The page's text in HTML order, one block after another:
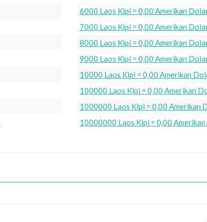
6000 Laos Kipi = 0,00 Amerikan
7000 Laos Kipi = 0,00 Amerikan
8000 Laos Kipi = 0,00 Amerikan
9000 Laos Kipi = 0,00 Amerikan
10000 Laos Kipi = 0,00 Amerikan
100000 Laos Kipi = 0,00 Amerikan
1000000 Laos Kipi = 0,00 Amerikan
10000000 Laos Kipi = 0,00 Amerikan